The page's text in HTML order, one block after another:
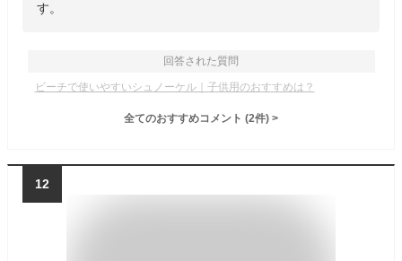
す。
回答された質問
ビーチで使いやすいシュノーケル｜子供用のおすすめは？
全てのおすすめコメント (2件) >
12